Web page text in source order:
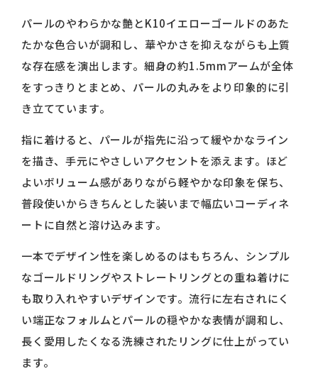
パールのやわらかな艶とK10イエローゴールドのあた
たかな色合いが調和し、華やかさを抑えながらも上質
な存在感を演出します。細身の約1.5mmアームが全体
をすっきりとまとめ、パールの丸みをより印象的に引
き立てています。
指に着けると、パールが指先に沿って緩やかなライン
を描き、手元にやさしいアクセントを添えます。ほど
よいボリューム感がありながら軽やかな印象を保ち、
普段使いからきちんとした装いまで幅広いコーディネ
ートに自然と溶け込みます。
一本でデザイン性を楽しめるのはもちろん、シンプル
なゴールドリングやストレートリングとの重ね着けに
も取り入れやすいデザインです。流行に左右されにく
い端正なフォルムとパールの穏やかな表情が調和し、
長く愛用したくなる洗練されたリングに仕上がってい
ます。